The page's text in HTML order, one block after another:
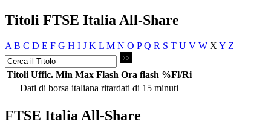
Titoli FTSE Italia All-Share
A B C D E F G H I J K L M N O P Q R S T U V W X Y Z
Titoli Uffic. Min Max Flash Ora flash %Fl/Ri
Dati di borsa italiana ritardati di 15 minuti
FTSE Italia All-Share